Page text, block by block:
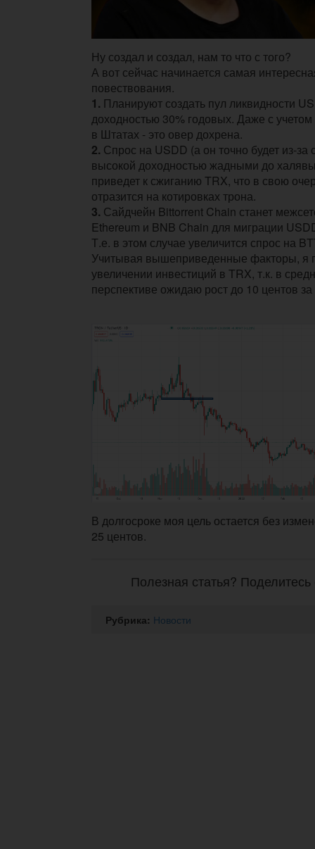
Ну создал и создал, нам то что с того?
А вот сейчас начинается самая
повествования.
1. Планируют создать пул ликвидности
доходностью 30% годовых. Даже с
в Штатах - это овер дохрена.
2. Спрос на USDD (а он точно будет из-за
высокой доходностью жадными до
приведет к сжиганию TRX, что в свою
отразится на котировках трона.
3. Сайдчейн Bittorrent Chain станет
Ethereum и BNB Chain для миграции
Т.е. в этом случае увеличится спрос на
Учитывая вышеприведенные факторы, я
увеличении инвестиций в TRX, т.к. в
перспективе ожидаю рост до 10 центов
В долгосроке моя цель остается без
25 центов.
Полезная статья?
Рубрика: Новости